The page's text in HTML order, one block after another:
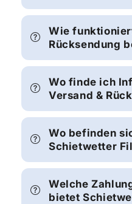
Wie
Rücksendung
Wo finde ich
Versand &
Wo befinden
Schietwetter
Welche
bietet